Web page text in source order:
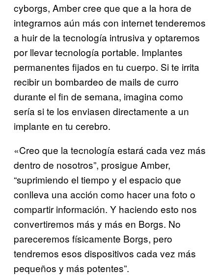
cyborgs, Amber cree que que a la hora de
integrarnos aún más con internet tenderemos
a huir de la tecnología intrusiva y optaremos
por llevar tecnología portable. Implantes
permanentes fijados en tu cuerpo. Si te irrita
recibir un bombardeo de mails de curro
durante el fin de semana, imagina como
sería si te los enviasen directamente a un
implante en tu cerebro.
«Creo que la tecnología estará cada vez más
dentro de nosotros”, prosigue Amber,
“suprimiendo el tiempo y el espacio que
conlleva una acción como hacer una foto o
compartir información. Y haciendo esto nos
convertiremos más y más en Borgs. No
pareceremos físicamente Borgs, pero
tendremos esos dispositivos cada vez más
pequeños y más potentes”.